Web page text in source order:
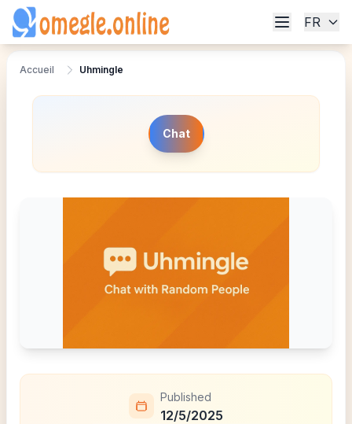
FR
Accueil Uhmingle
Chat
Published
12/5/2025